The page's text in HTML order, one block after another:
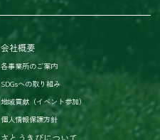
会社概要
各事業所のご案内
SDGsへの取り組み
地域貢献（イベント参加）
個人情報保護方針
さとうきびについて